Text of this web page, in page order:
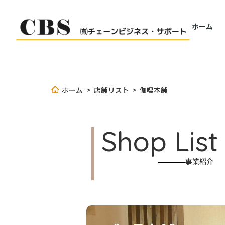
ホーム
ホーム > 店舗リスト > 伽哩本舗
Shop List
事業紹介